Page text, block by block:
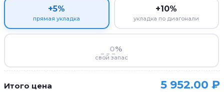
+5%
прямая укладка
+10%
укладка по диагонали
%
свой запас
Итого цена 5 952.00 ₽